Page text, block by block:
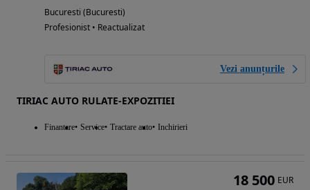
Bucuresti (Bucuresti)
Profesionist • Reactualizat
Vezi anunțurile
TIRIAC AUTO RULATE-EXPOZITIEI
Finantare Service Tractare auto Inchirieri
18 500 EUR